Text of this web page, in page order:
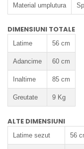
Material umplutura
DIMENSIUNI TOTALE
Latime 56 cm
Adancime 60 cm
Inaltime 85 cm
Greutate 9 Kg
ALTE DIMENSIUNI
Latime sezut 56